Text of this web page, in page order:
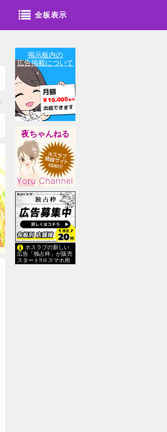
全板表示
掲示板内の
広告掲載について
夜ちゃんねる
ホスラブの新しい
広告「独占枠」が販売
スタート!!※スマホ用